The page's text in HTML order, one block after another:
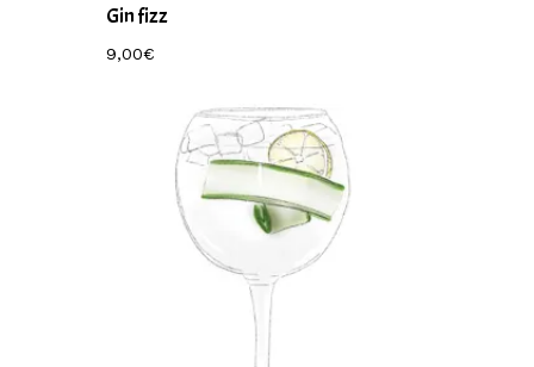
Gin fizz
9,00€
9,00